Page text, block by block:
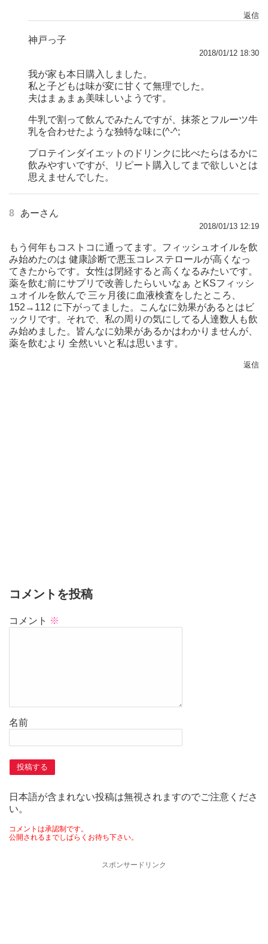
返信
神戸っ子
2018/01/12 18:30
我が家も本日購入しました。
私と子どもは味が変に甘くて無理でした。
夫はまぁまぁ美味しいようです。
牛乳で割って飲んでみたんですが、抹茶とフルーツ牛
乳を合わせたような独特な味に(^-^;
プロテインダイエットのドリンクに比べたらはるかに
飲みやすいですが、リピート購入してまで欲しいとは
思えませんでした。
8 あーさん
2018/01/13 12:19
もう何年もコストコに通ってます。フィッシュオイルを飲
み始めたのは 健康診断で悪玉コレステロールが高くなっ
てきたからです。女性は閉経すると高くなるみたいです。
薬を飲む前にサプリで改善したらいいなぁ とKSフィッシ
ュオイルを飲んで 三ヶ月後に血液検査をしたところ、
152→112 に下がってました。こんなに効果があるとはビ
ックリです。それで、私の周りの気にしてる人達数人も飲
み始めました。皆んなに効果があるかはわかりませんが、
薬を飲むより 全然いいと私は思います。
返信
コメントを投稿
コメント ※
名前
日本語が含まれない投稿は無視されますのでご注意くださ
い。
コメントは承認制です。
公開されるまでしばらくお待ち下さい。
スポンサードリンク